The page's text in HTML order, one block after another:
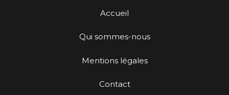
Accueil
Qui sommes-nous
Mentions légales
Contact